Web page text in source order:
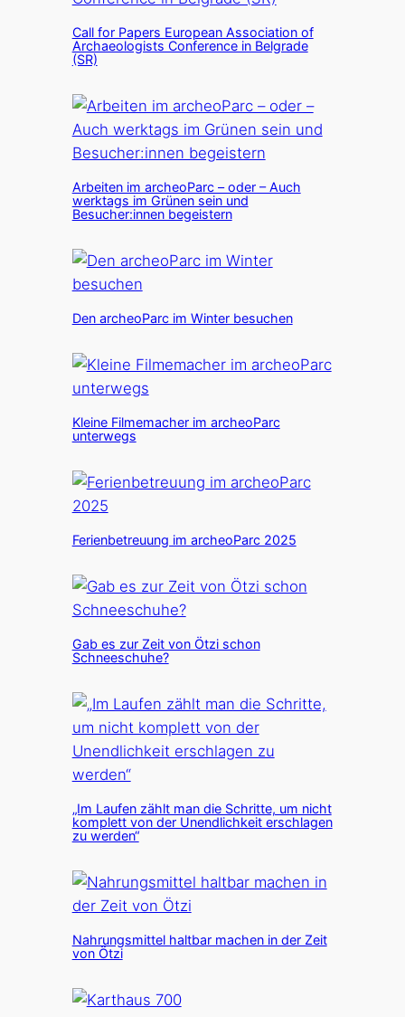
Call for Papers European Association of
Archaeologists Conference in Belgrade
(SR)
Arbeiten im archeoParc – oder – Auch
werktags im Grünen sein und
Besucher:innen begeistern
Den archeoParc im Winter besuchen
Kleine Filmemacher im archeoParc
unterwegs
Ferienbetreuung im archeoParc 2025
Gab es zur Zeit von Ötzi schon
Schneeschuhe?
„Im Laufen zählt man die Schritte, um nicht
komplett von der Unendlichkeit erschlagen
zu werden“
Nahrungsmittel haltbar machen in der Zeit
von Ötzi